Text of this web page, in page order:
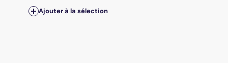
Ajouter à la sélection